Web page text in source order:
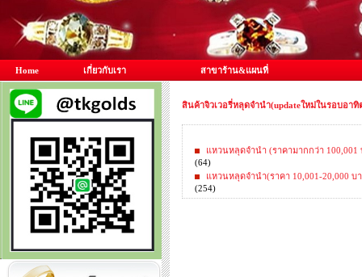
Home เกี่ยวกับเรา สาขาร้าน&แผนที่
สินค้าจิวเวอรี่หลุดจำนำ(updateใหม่ในรอบอาทิ
แหวนหลุดจำนำ (ราคามากกว่า 100,001
(64)
แหวนหลุดจำนำ(ราคา 10,001-20,000 บ
(254)